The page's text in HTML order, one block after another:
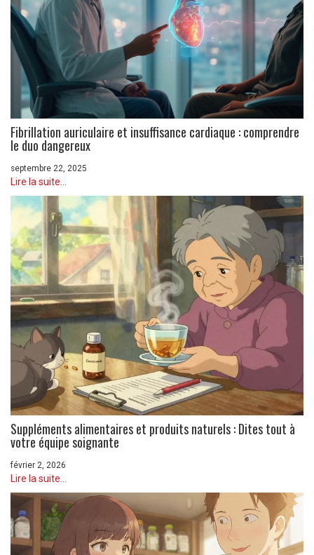
Fibrillation auriculaire et insuffisance cardiaque : comprendre
le duo dangereux
septembre 22, 2025
Lire la suite...
Suppléments alimentaires et produits naturels : Dites tout à
votre équipe soignante
février 2, 2026
Lire la suite...